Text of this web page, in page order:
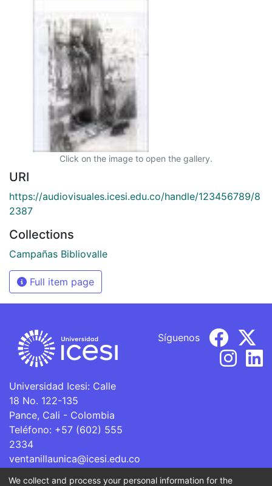
Click on the image to open the gallery.
URI
https://audiovisuales.icesi.edu.co/handle/123456789/8
2387
Collections
Campañas Bibliovalle
Full item page
Universidad Icesi: Calle
18 No. 122-135
Pance, Cali - Colombia
Teléfono: +57 (602) 555
2334
ventanillaunica@icesi.edu.co
Síguenos
We collect and process your personal information for the